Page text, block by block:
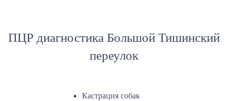
ПЦР диагностика Большой Тишинский
переулок
Кастрация собак